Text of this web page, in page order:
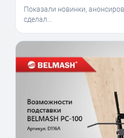
Показали новинки,
сделал...